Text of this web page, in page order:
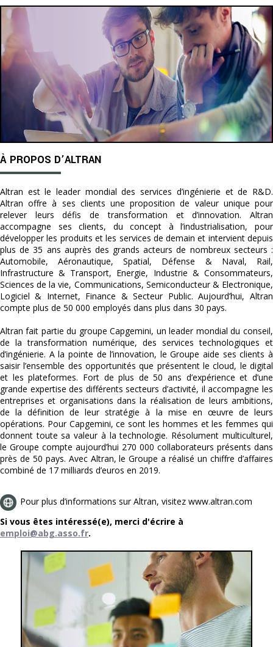
À PROPOS D’ALTRAN
Altran est le leader mondial des services d’ingénierie et de R&D.
Altran offre à ses clients une proposition de valeur unique pour
relever leurs défis de transformation et d’innovation. Altran
accompagne ses clients, du concept à l’industrialisation, pour
développer les produits et les services de demain et intervient depuis
plus de 35 ans auprès des grands acteurs de nombreux secteurs :
Automobile, Aéronautique, Spatial, Défense & Naval, Rail,
Infrastructure & Transport, Energie, Industrie & Consommateurs,
Sciences de la vie, Communications, Semiconducteur & Electronique,
Logiciel & Internet, Finance & Secteur Public. Aujourd’hui, Altran
compte plus de 50 000 employés dans plus dans 30 pays.
Altran fait partie du groupe Capgemini, un leader mondial du conseil,
de la transformation numérique, des services technologiques et
d’ingénierie. A la pointe de l’innovation, le Groupe aide ses clients à
saisir l’ensemble des opportunités que présentent le cloud, le digital
et les plateformes. Fort de plus de 50 ans d’expérience et d’une
grande expertise des différents secteurs d’activité, il accompagne les
entreprises et organisations dans la réalisation de leurs ambitions,
de la définition de leur stratégie à la mise en œuvre de leurs
opérations. Pour Capgemini, ce sont les hommes et les femmes qui
donnent toute sa valeur à la technologie. Résolument multiculturel,
le Groupe compte aujourd’hui 270 000 collaborateurs présents dans
près de 50 pays. Avec Altran, le Groupe a réalisé un chiffre d’affaires
combiné de 17 milliards d’euros en 2019.
Pour plus d’informations sur Altran, visitez www.altran.com
Si vous êtes intéressé(e), merci d'écrire à
emploi@abg.asso.fr.